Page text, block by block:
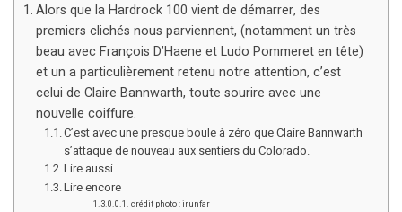
Alors que la Hardrock 100 vient de démarrer, des
premiers clichés nous parviennent, (notamment un très
beau avec François D’Haene et Ludo Pommeret en tête)
et un a particulièrement retenu notre attention, c’est
celui de Claire Bannwarth, toute sourire avec une
nouvelle coiffure.
C’est avec une presque boule à zéro que Claire Bannwarth
s’attaque de nouveau aux sentiers du Colorado.
Lire aussi
Lire encore
crédit photo : irunfar